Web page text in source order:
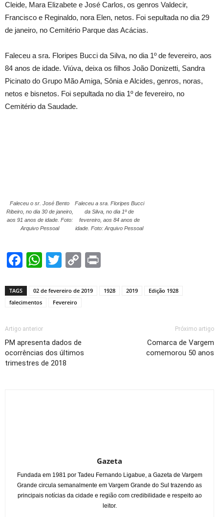
Cleide, Mara Elizabete e José Carlos, os genros Valdecir,
Francisco e Reginaldo, nora Elen, netos. Foi sepultada no dia 29
de janeiro, no Cemitério Parque das Acácias.
Faleceu a sra. Floripes Bucci da Silva, no dia 1º de fevereiro, aos
84 anos de idade. Viúva, deixa os filhos João Donizetti, Sandra
Picinato do Grupo Mão Amiga, Sônia e Alcides, genros, noras,
netos e bisnetos. Foi sepultada no dia 1º de fevereiro, no
Cemitério da Saudade.
Faleceu o sr. José Bento
Ribeiro, no dia 30 de janeiro,
aos 91 anos de idade. Foto:
Arquivo Pessoal
Faleceu a sra. Floripes Bucci
da Silva, no dia 1º de
fevereiro, aos 84 anos de
idade. Foto: Arquivo Pessoal
Facebook
WhatsApp
TwitterCopy
TAGS 02 de fevereiro de 2019 1928 2019
Edição 1928
falecimentos
Fevereiro
Artigo anterior
PM apresenta dados de
ocorrências dos últimos
trimestres de 2018
Próximo artigo
Comarca de Vargem
comemorou 50 anos
Gazeta
Fundada em 1981 por Tadeu Fernando Ligabue, a Gazeta de Vargem
Grande circula semanalmente em Vargem Grande do Sul trazendo as
principais notícias da cidade e região com credibilidade e respeito ao
leitor.